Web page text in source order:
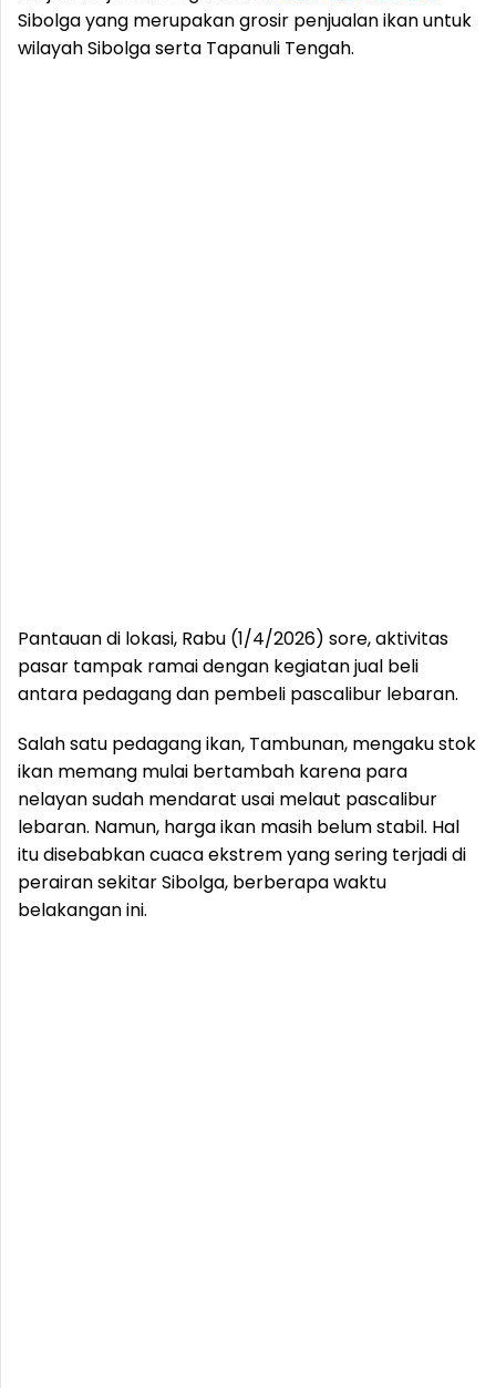
Sibolga yang merupakan grosir penjualan ikan untuk
wilayah Sibolga serta Tapanuli Tengah.
Pantauan di lokasi, Rabu (1/4/2026) sore, aktivitas
pasar tampak ramai dengan kegiatan jual beli
antara pedagang dan pembeli pascalibur lebaran.
Salah satu pedagang ikan, Tambunan, mengaku stok
ikan memang mulai bertambah karena para
nelayan sudah mendarat usai melaut pascalibur
lebaran. Namun, harga ikan masih belum stabil. Hal
itu disebabkan cuaca ekstrem yang sering terjadi di
perairan sekitar Sibolga, berberapa waktu
belakangan ini.